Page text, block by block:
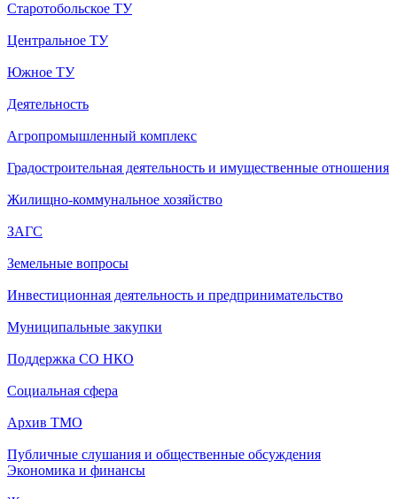
Старотобольское ТУ
Центральное ТУ
Южное ТУ
Деятельность
Агропромышленный комплекс
Градостроительная деятельность и имущественные отношения
Жилищно-коммунальное хозяйство
ЗАГС
Земельные вопросы
Инвестиционная деятельность и предпринимательство
Муниципальные закупки
Поддержка СО НКО
Социальная сфера
Архив ТМО
Публичные слушания и общественные обсуждения
Экономика и финансы